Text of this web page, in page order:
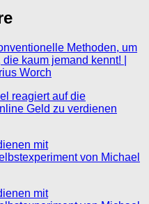
Methoden, um
kaum jemand kennt! |
Worch
reagiert auf die
Geld zu verdienen
mit
von Michael
mit